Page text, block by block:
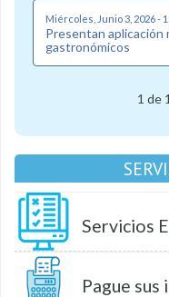
Miércoles, Junio 3, 2026 -
Presentan aplicación
gastronómicos
1 de
Servicios
Pague sus